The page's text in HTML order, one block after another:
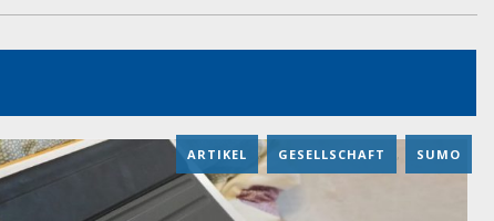
ARTIKEL , GESELLSCHAFT , SUMO